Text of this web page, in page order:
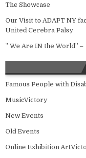
The Showcase
Our Visit to ADAPT NY
United Cerebra Palsy
” We Are IN the World”
Famous People with
MusicVictory
New Events
Old Events
Online Exhibition